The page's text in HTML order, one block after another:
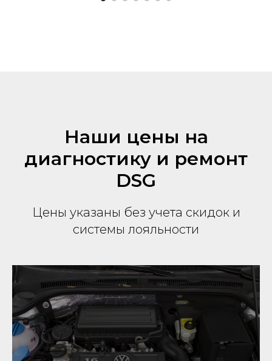
Наши цены на
диагностику и ремонт
DSG
Цены указаны без учета скидок и
системы лояльности